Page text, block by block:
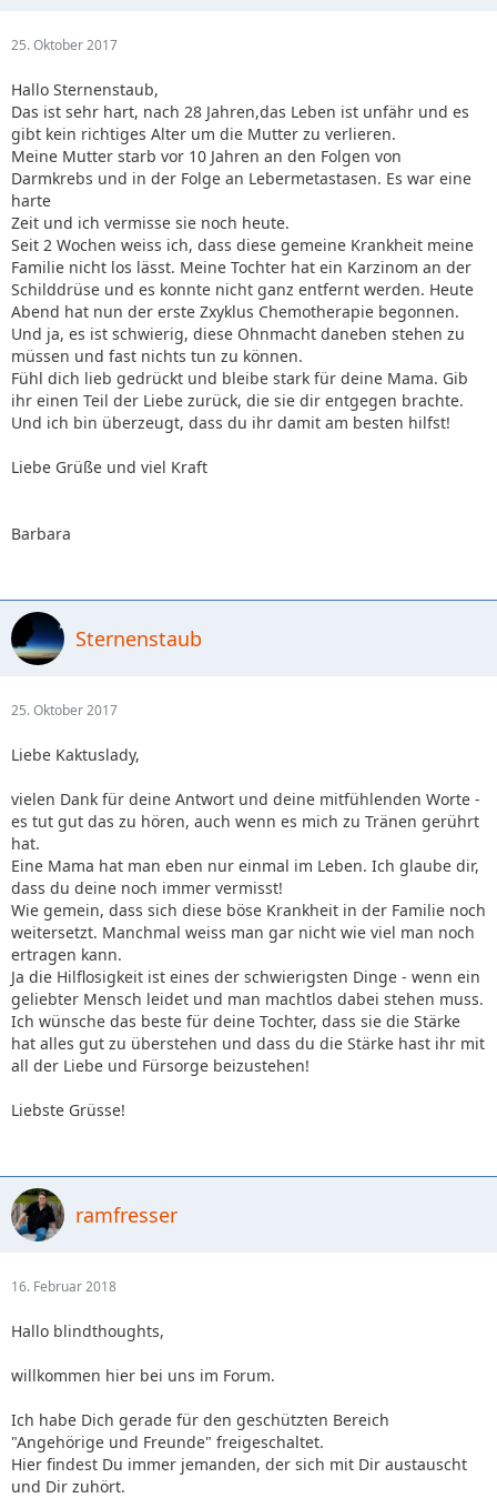
25. Oktober 2017
Hallo Sternenstaub,
Das ist sehr hart, nach 28 Jahren,das Leben ist unfähr und es
gibt kein richtiges Alter um die Mutter zu verlieren.
Meine Mutter starb vor 10 Jahren an den Folgen von
Darmkrebs und in der Folge an Lebermetastasen. Es war eine
harte
Zeit und ich vermisse sie noch heute.
Seit 2 Wochen weiss ich, dass diese gemeine Krankheit meine
Familie nicht los lässt. Meine Tochter hat ein Karzinom an der
Schilddrüse und es konnte nicht ganz entfernt werden. Heute
Abend hat nun der erste Zxyklus Chemotherapie begonnen.
Und ja, es ist schwierig, diese Ohnmacht daneben stehen zu
müssen und fast nichts tun zu können.
Fühl dich lieb gedrückt und bleibe stark für deine Mama. Gib
ihr einen Teil der Liebe zurück, die sie dir entgegen brachte.
Und ich bin überzeugt, dass du ihr damit am besten hilfst!
Liebe Grüße und viel Kraft
Barbara
Sternenstaub
25. Oktober 2017
Liebe Kaktuslady,
vielen Dank für deine Antwort und deine mitfühlenden Worte -
es tut gut das zu hören, auch wenn es mich zu Tränen gerührt
hat.
Eine Mama hat man eben nur einmal im Leben. Ich glaube dir,
dass du deine noch immer vermisst!
Wie gemein, dass sich diese böse Krankheit in der Familie noch
weitersetzt. Manchmal weiss man gar nicht wie viel man noch
ertragen kann.
Ja die Hilflosigkeit ist eines der schwierigsten Dinge - wenn ein
geliebter Mensch leidet und man machtlos dabei stehen muss.
Ich wünsche das beste für deine Tochter, dass sie die Stärke
hat alles gut zu überstehen und dass du die Stärke hast ihr mit
all der Liebe und Fürsorge beizustehen!
Liebste Grüsse!
ramfresser
16. Februar 2018
Hallo blindthoughts,
willkommen hier bei uns im Forum.
Ich habe Dich gerade für den geschützten Bereich
"Angehörige und Freunde" freigeschaltet.
Hier findest Du immer jemanden, der sich mit Dir austauscht
und Dir zuhört.